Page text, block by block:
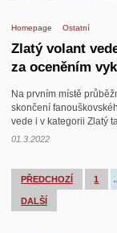
Homepage Ostatní
Zlatý volant
za oceněním
Na prvním místě
skončení
vede i v kategorii Zlatý
01.3.2022
PŘEDCHOZÍ 1
DALŠÍ